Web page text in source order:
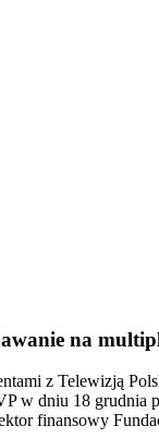
na
z Telewizją
w dniu 18 grudnia
finansowy